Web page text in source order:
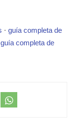
· guía completa de
guía completa de